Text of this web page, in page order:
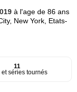
à l'age de 86 ans
New York, Etats-
11
et séries tournés